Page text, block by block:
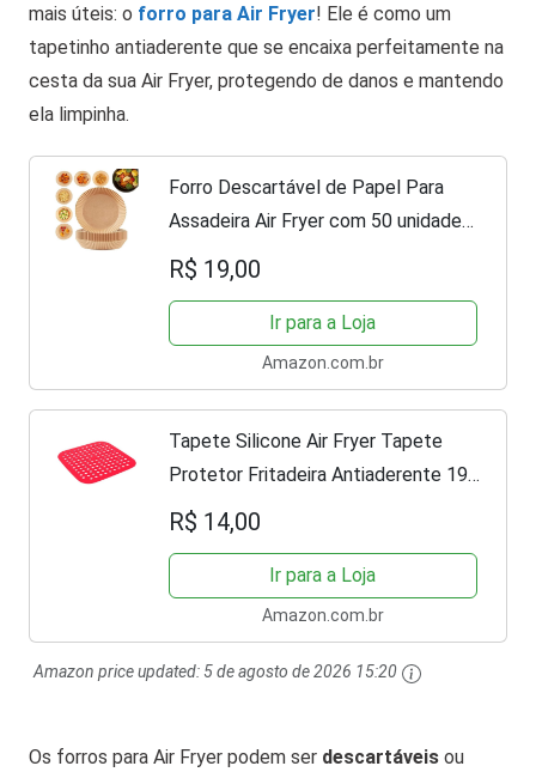
mais úteis: o forro para Air Fryer! Ele é como um
tapetinho antiaderente que se encaixa perfeitamente na
cesta da sua Air Fryer, protegendo de danos e mantendo
ela limpinha.
Forro Descartável de Papel Para
Assadeira Air Fryer com 50 unidades,
Forma Descartável Para Air Fryer
antiaderente Para Fritadeira à Ar
Tamanho Grande...
R$ 19,00
Ir para a Loja
Amazon.com.br
Tapete Silicone Air Fryer Tapete
Protetor Fritadeira Antiaderente 19
CM Quadrado (Vermelho)
R$ 14,00
Ir para a Loja
Amazon.com.br
Amazon price updated: 5 de agosto de 2026 15:20
Os forros para Air Fryer podem ser descartáveis ou